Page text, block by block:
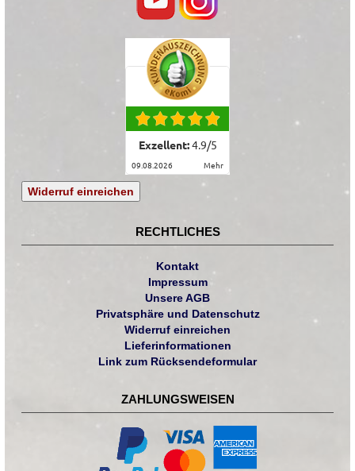
Exzellent:4.9/5
09.08.2026 mehr
Widerruf einreichen
RECHTLICHES
Kontakt
Impressum
Unsere AGB
Privatsphäre und Datenschutz
Widerruf einreichen
Lieferinformationen
Link zum Rücksendeformular
ZAHLUNGSWEISEN